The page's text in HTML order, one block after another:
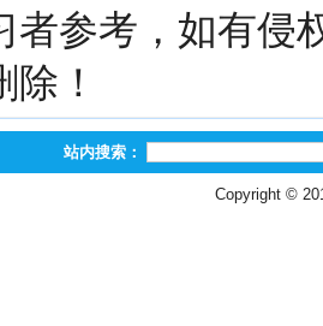
者参考，如有侵
除！
站内搜索：
Copyright ©